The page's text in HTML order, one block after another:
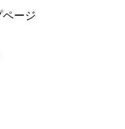
ージ